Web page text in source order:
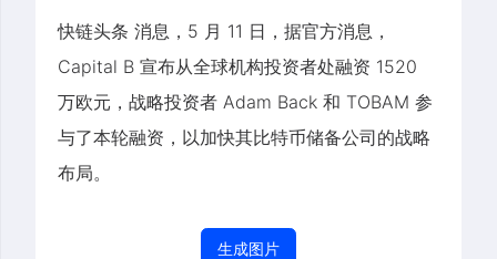
快链头条 消息，5 月 11 日，据官方消息，
Capital B 宣布从全球机构投资者处融资 1520
万欧元，战略投资者 Adam Back 和 TOBAM 参
与了本轮融资，以加快其比特币储备公司的战略
布局。
生成图片